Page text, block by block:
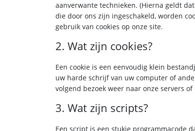
aanverwante technieken. (Hierna geldt
die door ons zijn ingeschakeld, worden
gebruik van cookies op onze site.
2. Wat zijn cookies?
Een cookie is een eenvoudig klein
uw harde schrijf van uw computer of
volgend bezoek weer naar onze servers
3. Wat zijn scripts?
Een script is een stukje programmacode